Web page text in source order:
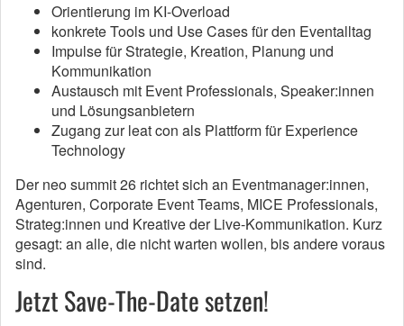
Orientierung im KI-Overload
konkrete Tools und Use Cases für den Eventalltag
Impulse für Strategie, Kreation, Planung und
Kommunikation
Austausch mit Event Professionals, Speaker:innen
und Lösungsanbietern
Zugang zur leat con als Plattform für Experience
Technology
Der neo summit 26 richtet sich an Eventmanager:innen,
Agenturen, Corporate Event Teams, MICE Professionals,
Strateg:innen und Kreative der Live-Kommunikation. Kurz
gesagt: an alle, die nicht warten wollen, bis andere voraus
sind.
Jetzt Save-The-Date setzen!